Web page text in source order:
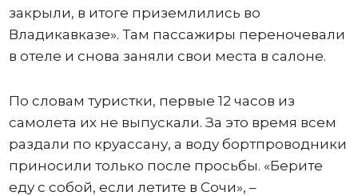
закрыли, в итоге приземлились во
Владикавказе». Там пассажиры переночевали
в отеле и снова заняли свои места в салоне.
По словам туристки, первые 12 часов из
самолета их не выпускали. За это время всем
раздали по круассану, а воду бортпроводники
приносили только после просьбы. «Берите
еду с собой, если летите в Сочи», –